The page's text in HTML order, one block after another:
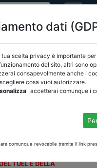
CONTABILITA'
Convegno
E DELLA
dati
scelta privacy è importante per
del sito, altri sono
consapevolmente anche i
cosa vuoi autorizzare.
" accetterai comunque i
comunque revocabile tramite il link